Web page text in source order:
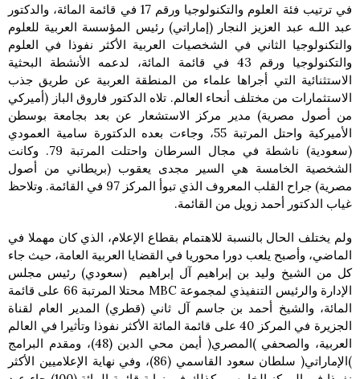
في ترتيب فئة العلوم والتكنولوجيا ورقم 17 في قائمة المائة، والدكتور
عبد اللـه عبد العزيز النجار (إماراتي) رئيس المؤسسة العربية للعلوم
والتكنولوجيا الثاني في الشخصيات العربية الأكثر نفوذا في العلوم
والتكنولوجيا ورقم 43 في قائمة المائة، لدعمه الأنشطة البحثية
الاستثنائية التي أجراها علماء من المنطقة العربية عن طريق جذب
الاستثمارات من مختلف أنحاء العالم. تلاه الدكتور فاروق الباز (أميركي
من أصول مصرية) مدير مركز الاستشعار عن بعد بجامعة بوسطن
الأميركية واحتل المرتبة 55، وجاءت بعده الدكتورة سامية العمودي
(سعودية) ناشطة في مجال السرطان واحتلت المرتبة 79. وكانت
الشخصية الخامسة هي السير مجدى يعقوب (بريطاني من أصول
مصرية) جراح القلب المعروف الذي تبوأ المركز 97 في القائمة. وتلاحظ
غياب الدكتور أحمد زويل من القائمة.
ولم يختلف الحال بالنسبة للاهتمام بقطاع الإعلام، الذي كان مهملا في
الماضي، وأصبح يلعب دورا محوريا في القضايا العربية العامة، حيث جاء
كل من الشيخ وليد بن إبراهيم آل إبراهيم (سعودي) رئيس مجلس
الإدارة والرئيس التنفيذي لمجموعة MBC محتلا المرتبة 66 على قائمة
المائة، والشيخ أحمد بن جاسم آل ثاني (قطري) المدير العام لقناة
الجزيرة في المركز 40 على قائمة المائة الأكثر نفوذا وتأثيرا في العالم
العربية، والصحفي )المصري( أيمن محي الدين (48)، ومقدم البرامج
)الإماراتي( سلطان سعود القاسمي (86)، وفي نهاية الإعلاميين الأكثر